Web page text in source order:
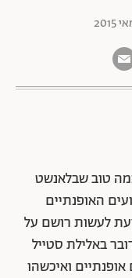
טוב שבלאנשט
האופנתיים
לעשות רושם על
באלילת סטייל
ואיכשהו